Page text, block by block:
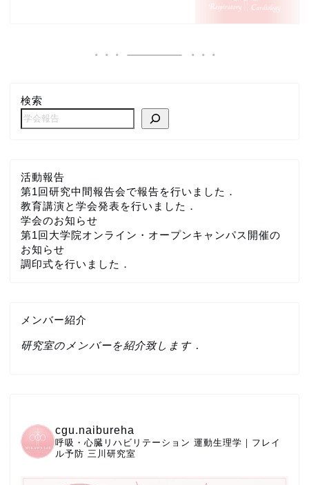
検索
活動報告
第1回研究中間報告会で報告を行いました．
教育講演と学会発表を行いました．
学会のお知らせ
第1回大学院オンライン・オープンキャンパス開催の
お知らせ
調印式を行いました．
メンバー紹介
研究室のメンバーを紹介致します．
cgu.naibureha
呼吸・心臓リハビリテーション 運動生理学｜フレイ
ル予防 三川研究室